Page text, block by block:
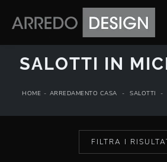
SALOTTI IN
HOME - ARREDAMENTO CASA - SALOTTI -
FILTRA I